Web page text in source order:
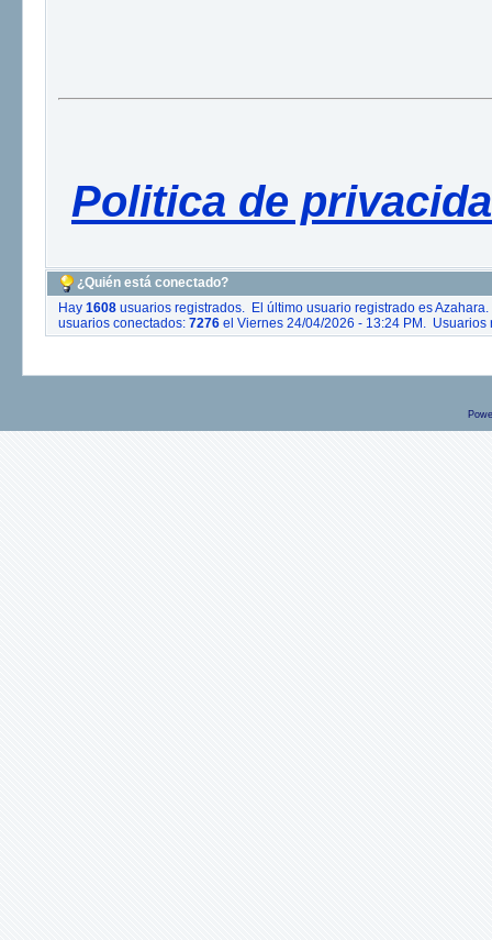
Politica de
¿Quién está conectado?
Hay 1608 usuarios registrados. El último usuario registrado esAzahara
usuarios conectados: 7276 el Viernes 24/04/2026 - 13:24 PM.